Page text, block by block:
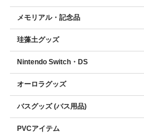
メモリアル・記念品
珪藻土グッズ
Nintendo Switch・DS
オーロラグッズ
バスグッズ (バス用品)
PVCアイテム